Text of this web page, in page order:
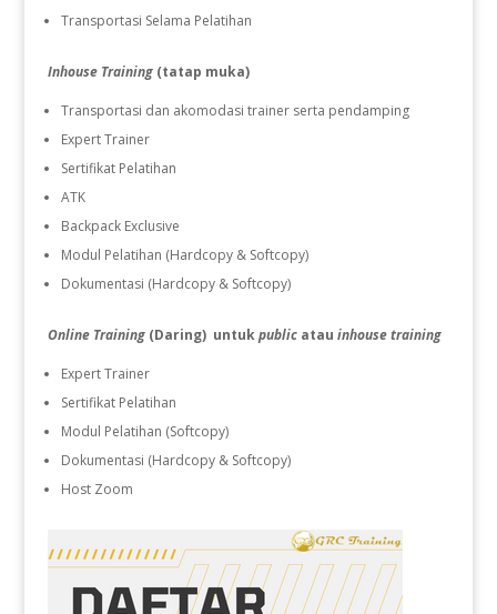
Transportasi Selama Pelatihan
Inhouse Training (tatap muka)
Transportasi dan akomodasi trainer serta pendamping
Expert Trainer
Sertifikat Pelatihan
ATK
Backpack Exclusive
Modul Pelatihan (Hardcopy & Softcopy)
Dokumentasi (Hardcopy & Softcopy)
Online Training (Daring) untukpublic atau inhouse training
Expert Trainer
Sertifikat Pelatihan
Modul Pelatihan (Softcopy)
Dokumentasi (Hardcopy & Softcopy)
Host Zoom